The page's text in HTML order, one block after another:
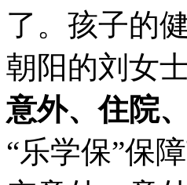
了。孩子的
朝阳的刘女
意外、住院
“乐学保”保